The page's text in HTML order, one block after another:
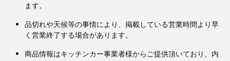
ます。
品切れや天候等の事情により、掲載している営業時間より早
く営業終了する場合があります。
商品情報はキッチンカー事業者様からご提供頂いており、内